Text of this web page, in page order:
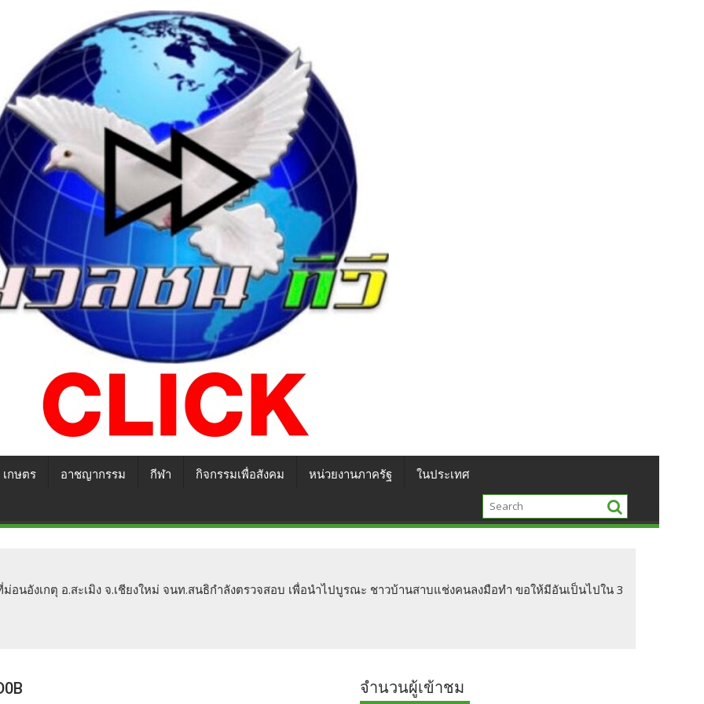
เกษตร อาชญากรรม กีฬา กิจกรรมเพื่อสังคม หน่วยงานภาครัฐ ในประเทศ
อนอังเกตุ อ.สะเมิง จ.เชียงใหม่ จนท.สนธิกำลังตรวจสอบ เพื่อนำไปบูรณะ ชาวบ้านสาบแช่งคนลงมือทำ ขอให้มีอันเป็นไปใน 3
จำนวนผู้เข้าชม